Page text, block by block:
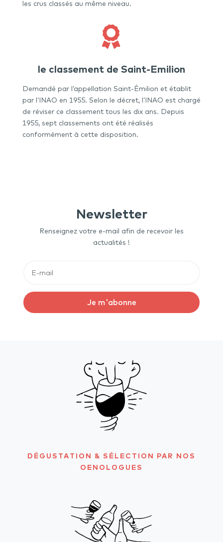
les crus classés au même niveau.

le classement de Saint-Emilion
Demandé par l’appellation Saint-Émilion et établit
par l’INAO en 1955. Selon le décret, l’INAO est chargé
de réviser ce classement tous les dix ans. Depuis
1955, sept classements ont été réalisés
conformément à cette disposition.
Newsletter
Renseignez votre e-mail afin de recevoir les
actualités !
Je m'abonne
DÉGUSTATION & SÉLECTION PAR NOS
OENOLOGUES